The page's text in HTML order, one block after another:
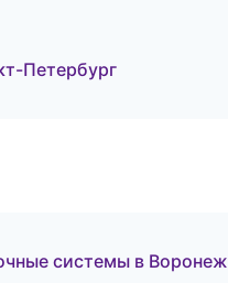
Петербург
системы в Воронеж